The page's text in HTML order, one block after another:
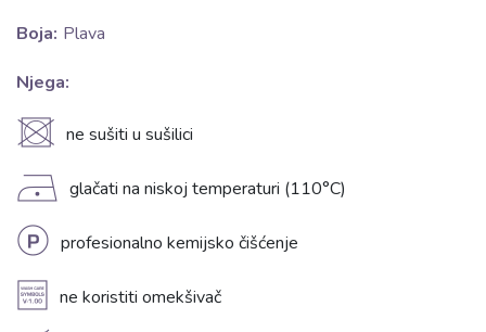
Boja: Plava
Njega:
U ne sušiti u sušilici
D glačati na niskoj temperaturi (110°C)
L profesionalno kemijsko čišćenje
A ne koristiti omekšivač